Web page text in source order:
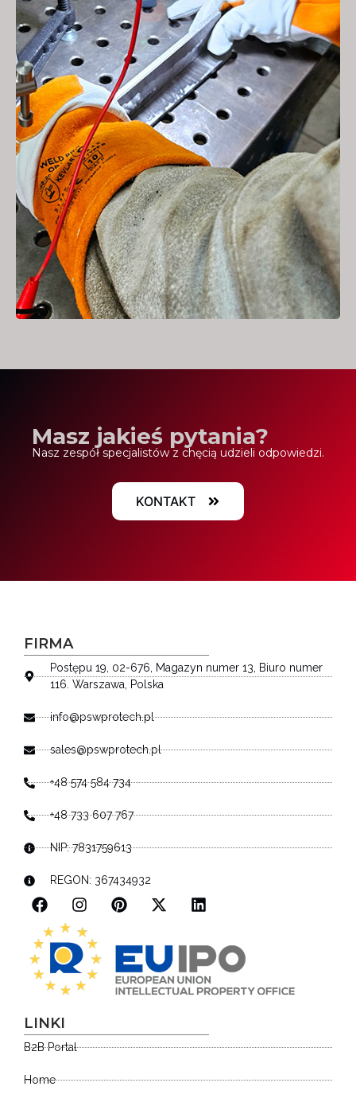
Masz jakieś pytania?
Nasz zespół specjalistów z chęcią udzieli odpowiedzi.
KONTAKT
FIRMA
Postępu 19, 02-676, Magazyn numer 13, Biuro numer
116. Warszawa, Polska
info@pswprotech.pl
sales@pswprotech.pl
+48 574 584 734
+48 733 607 767
NIP: 7831759613
REGON: 367434932
LINKI
B2B Portal
Home